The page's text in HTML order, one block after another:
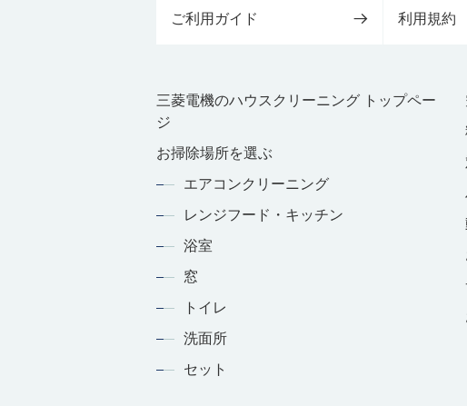
ご利用ガイド 利用規約
三菱電機のハウスクリーニング トップペー
ジ
お掃除場所を選ぶ
エアコンクリーニング
レンジフード・キッチン
浴室
窓
トイレ
洗面所
セット